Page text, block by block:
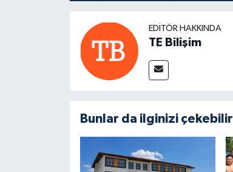
EDITÖR HAKKINDA
TE Bilişim
Bunlar da ilginizi çekebilir